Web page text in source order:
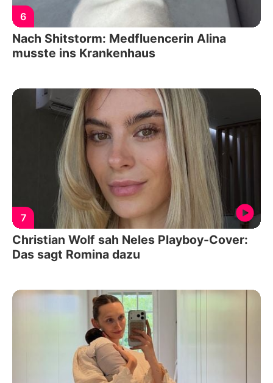
6
Nach Shitstorm: Medfluencerin Alina
musste ins Krankenhaus
7
Christian Wolf sah Neles Playboy-Cover:
Das sagt Romina dazu